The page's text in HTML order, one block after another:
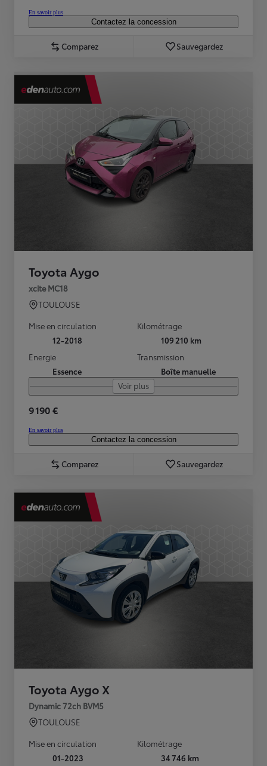
En savoir plus
Contactez la concession
Comparez Sauvegardez
Toyota Aygo
xcite MC18
TOULOUSE
Mise en circulation
12-2018
Kilométrage
109 210 km
Energie
Essence
Transmission
Boîte manuelle
Voir plus
9 190 €
En savoir plus
Contactez la concession
Comparez Sauvegardez
Toyota Aygo X
Dynamic 72ch BVM5
TOULOUSE
Mise en circulation
01-2023
Kilométrage
34 746 km